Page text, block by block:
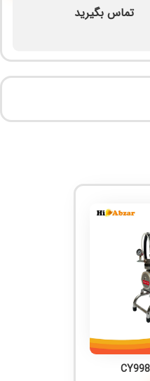
تماس بگیرید